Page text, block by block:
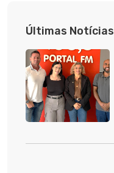
Últimas Notícias